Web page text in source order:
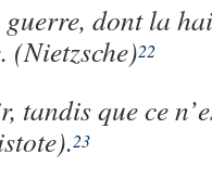
guerre, dont la
(Nietzsche)22
tandis que ce
23